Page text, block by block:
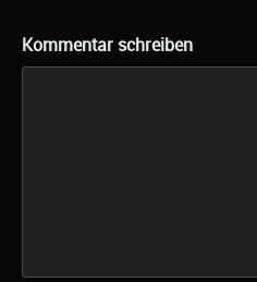
Kommentar schreiben